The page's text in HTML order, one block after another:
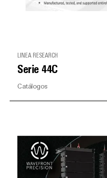
LINEA RESEARCH
Serie 44C
Catálogos